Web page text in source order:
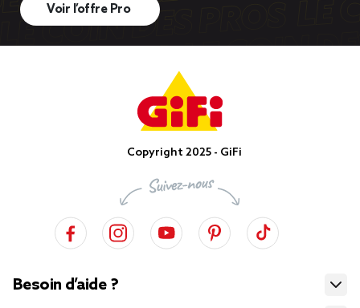
Voir l’offre Pro
Copyright 2025 - GiFi
Besoin d’aide ?